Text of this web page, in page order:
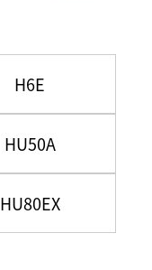
H6E
HU50A
HU80EX